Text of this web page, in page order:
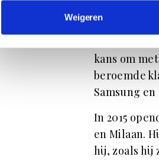
Weigeren
kans om
beroemde
Samsung
In 2015
en Milaan.
hij, zoals hij